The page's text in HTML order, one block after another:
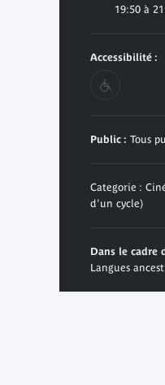
19:50 à
Accessibilité :
Public : Tous
Categorie :
d'un cycle)
Dans le cadre
Langues